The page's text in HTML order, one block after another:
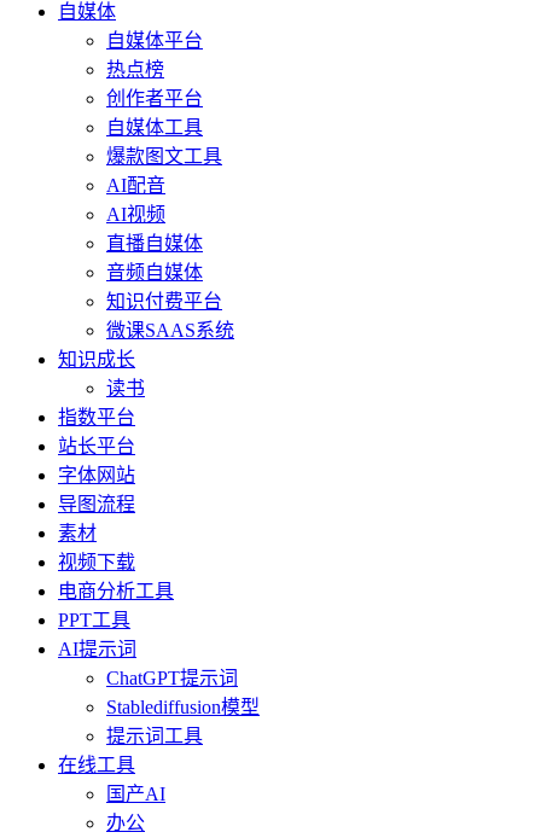
自媒体
自媒体平台
热点榜
创作者平台
自媒体工具
爆款图文工具
AI配音
AI视频
直播自媒体
音频自媒体
知识付费平台
微课SAAS系统
知识成长
读书
指数平台
站长平台
字体网站
导图流程
素材
视频下载
电商分析工具
PPT工具
AI提示词
ChatGPT提示词
Stablediffusion模型
提示词工具
在线工具
国产AI
办公